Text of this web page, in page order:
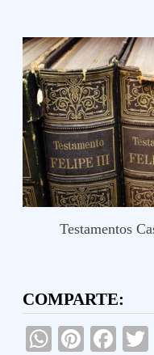
Testamentos
COMPARTE:
WhatsApp